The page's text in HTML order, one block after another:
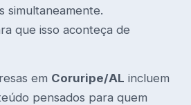
simultaneamente.
que isso aconteça de
em Coruripe/AL incluem
pensados para quem